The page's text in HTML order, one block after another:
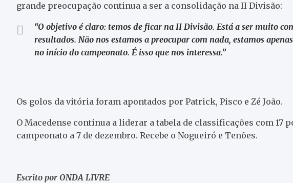
grande preocupação continua a ser a consolidação na II Divisão:
“O objetivo é claro: temos de ficar na II Divisão. Está a ser muito
resultados. Não nos estamos a preocupar com nada, estamos
no início do campeonato. É isso que nos interessa.”
Os golos da vitória foram apontados por Patrick, Pisco e Zé João.
O Macedense continua a liderar a tabela de classificações com 17
campeonato a 7 de dezembro. Recebe o Nogueiró e Tenões.
Escrito por ONDA LIVRE